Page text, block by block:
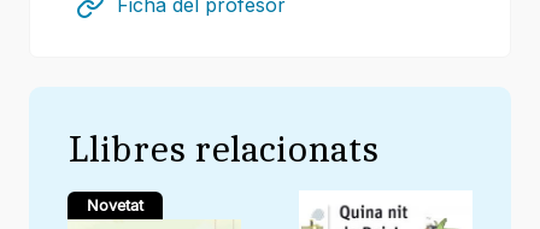
Llibres relacionats
Novetat